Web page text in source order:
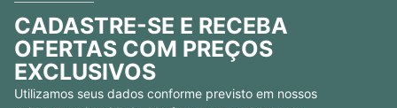
CADASTRE-SE E RECEBA
OFERTAS COM PREÇOS
EXCLUSIVOS
Utilizamos seus dados conforme previsto em nossos